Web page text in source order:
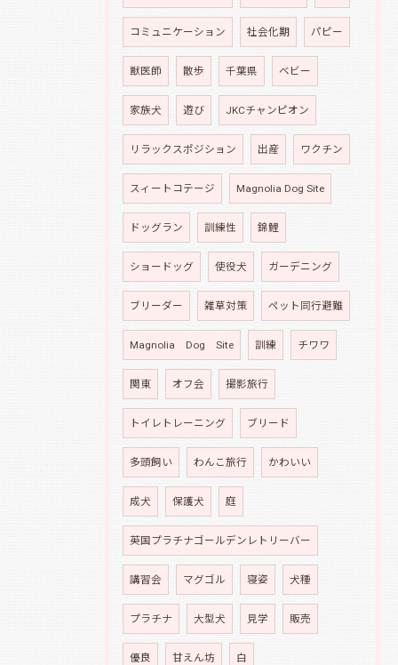
コミュニケーション 社会化期 パピー
獣医師 散歩 千葉県 ベビー
家族犬 遊び JKCチャンピオン
リラックスポジション 出産 ワクチン
スィートコテージ Magnolia Dog Site
ドッグラン 訓練性 錦鯉
ショードッグ 使役犬 ガーデニング
ブリーダー 雑草対策 ペット同行避難
Magnolia Dog Site 訓練 チワワ
関東 オフ会 撮影旅行
トイレトレーニング ブリード
多頭飼い わんこ旅行 かわいい
成犬 保護犬 庭
英国プラチナゴールデンレトリーバー
講習会 マグゴル 寝姿 犬種
プラチナ 大型犬 見学 販売
優良 甘えん坊 白